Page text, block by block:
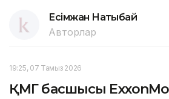
Есімжан Нақтыбай
Авторлар
19:25, 07 Тамыз 2026
ҚМГ басшысы